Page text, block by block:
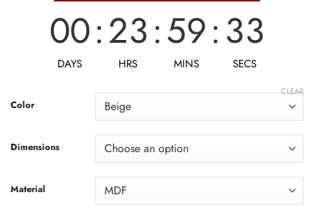
00
DAYS
:23
HRS
:59
MINS
:31
SECS
Color
Dimensions
Material
CLEAR